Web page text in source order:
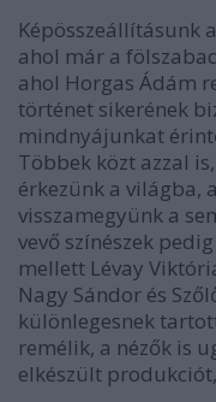
Képösszeállításunk
ahol már a
ahol Horgas Ádám
történet sikerének
mindnyájunkat
Többek közt azzal
érkezünk a világba,
visszamegyünk a
vevő színészek
mellett Lévay
Nagy Sándor és
különlegesnek
remélik, a nézők is
elkészült